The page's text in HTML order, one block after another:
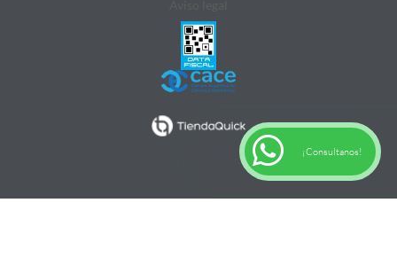
¡Consultanos!